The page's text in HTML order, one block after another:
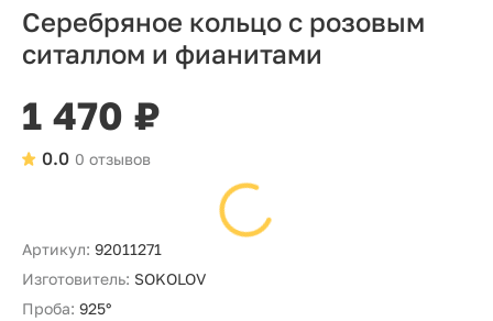
Серебряное кольцо с розовым
ситаллом и фианитами
1 470 ₽
0 отзывов
0.0
Артикул: 92011271
Изготовитель: SOKOLOV
Проба: 925°